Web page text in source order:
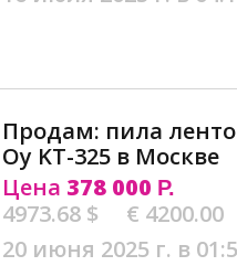
Продам: пила
Oy KT-325 в Москве
Цена 378 000 Р.
4973.68 $
€ 4200.00
20 июня 2025 г. в